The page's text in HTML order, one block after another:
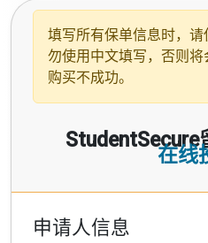
填写所有保单信息时，请
勿使用中文填写，否则将
购买不成功。
StudentSecure
在线
申请人信息